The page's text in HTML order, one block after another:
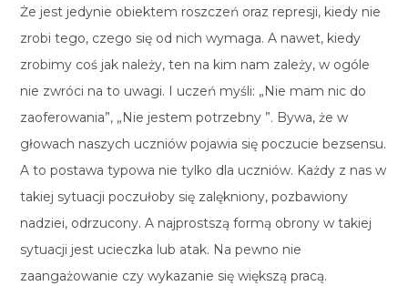
Że jest jedynie obiektem roszczeń oraz represji, kiedy nie
zrobi tego, czego się od nich wymaga. A nawet, kiedy
zrobimy coś jak należy, ten na kim nam zależy, w ogóle
nie zwróci na to uwagi. I uczeń myśli: „Nie mam nic do
zaoferowania”, „Nie jestem potrzebny ”. Bywa, że w
głowach naszych uczniów pojawia się poczucie bezsensu.
A to postawa typowa nie tylko dla uczniów. Każdy z nas w
takiej sytuacji poczułoby się zalękniony, pozbawiony
nadziei, odrzucony. A najprostszą formą obrony w takiej
sytuacji jest ucieczka lub atak. Na pewno nie
zaangażowanie czy wykazanie się większą pracą.